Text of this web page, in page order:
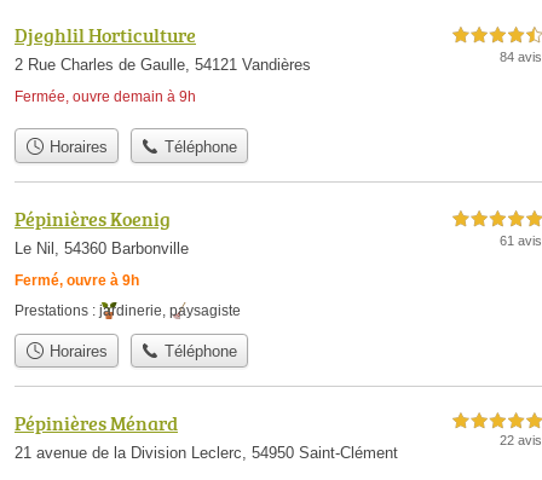
Djeghlil Horticulture
2 Rue Charles de Gaulle, 54121 Vandières
Fermée, ouvre demain à 9h
4,5 étoiles sur 5
84 avis
Horaires Téléphone
Pépinières Koenig
Le Nil, 54360 Barbonville
Fermé, ouvre à 9h
5,0 étoiles sur 5
61 avis
Prestations : jardinerie paysagiste
Horaires Téléphone
Pépinières Ménard
21 avenue de la Division Leclerc, 54950 Saint-Clément
5,0 étoiles sur 5
22 avis